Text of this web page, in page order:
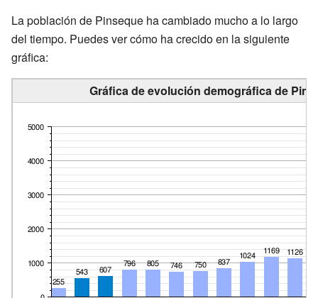
La población de Pinseque ha cambiado mucho a lo largo
del tiempo. Puedes ver cómo ha crecido en la siguiente
gráfica:
Gráfica de evolución demográfica de